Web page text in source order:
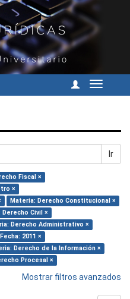
Cambiar
Ir
Fiscal ×
×
Materia: Derecho Constitucional ×
Civil ×
Derecho Administrativo ×
Fecha: 2011 ×
Derecho de la Información ×
Procesal ×
Mostrar filtros avanzados